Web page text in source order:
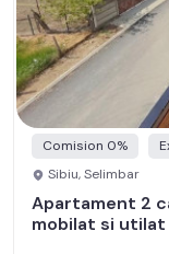
Comision 0%
Sibiu, Selimbar
Apartament 2
mobilat si utilat